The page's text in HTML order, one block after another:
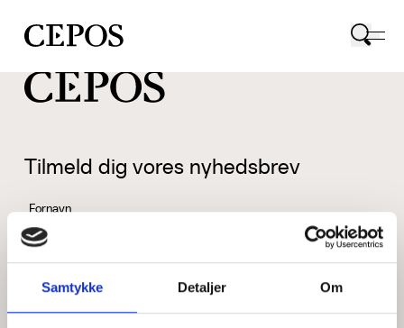
Samtykke Detaljer Om
CEPOS logo
Tilmeld dig vores nyhedsbrev
Fornavn
Efternavn